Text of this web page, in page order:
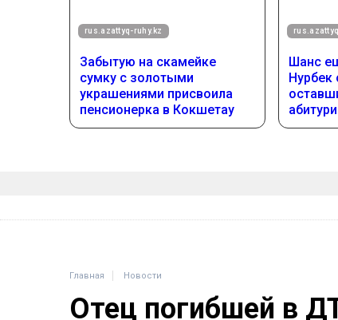
Главная Новости
Отец погибшей в